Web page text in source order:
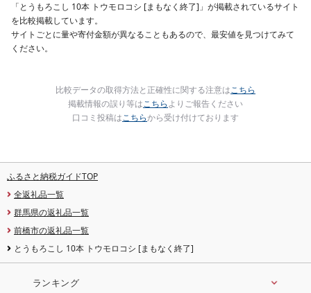
「とうもろこし 10本 トウモロコシ [まもなく終了]」が掲載されているサイト
を比較掲載しています。
サイトごとに量や寄付金額が異なることもあるので、最安値を見つけてみて
ください。
比較データの取得方法と正確性に関する注意はこちら
掲載情報の誤り等はこちらよりご報告ください
口コミ投稿はこちらから受け付けております
ふるさと納税ガイドTOP
全返礼品一覧
群馬県の返礼品一覧
前橋市の返礼品一覧
とうもろこし 10本 トウモロコシ [まもなく終了]
ランキング